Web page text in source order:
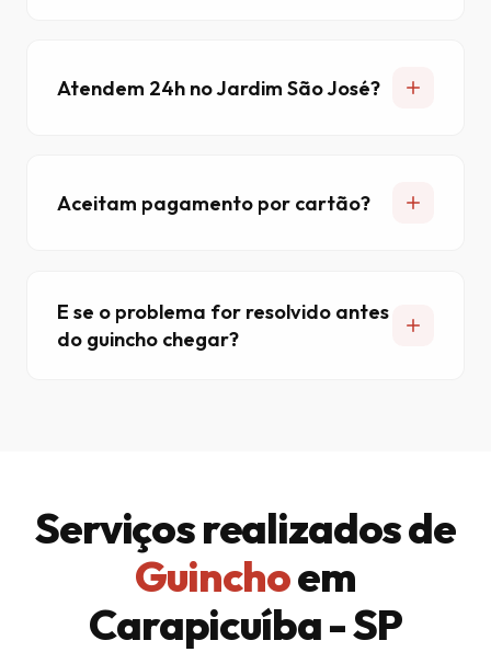
Atendem 24h no Jardim São José?
Aceitam pagamento por cartão?
E se o problema for resolvido antes
do guincho chegar?
Serviços realizados de
Guinchoem
Carapicuíba - SP